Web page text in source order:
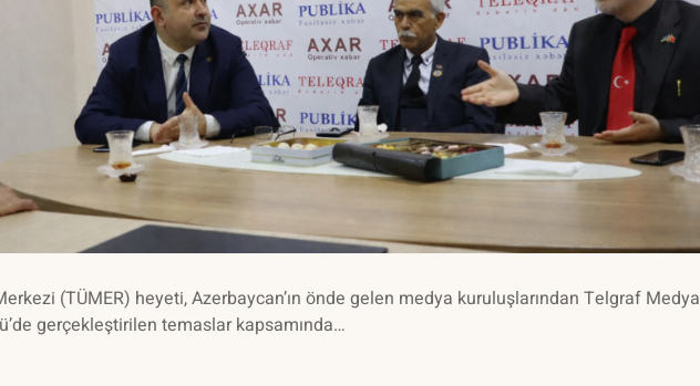
(TÜMER) heyeti, Azerbaycan’ın önde gelen medya kuruluşlarından Telgraf Medya
gerçekleştirilen temaslar kapsamında…